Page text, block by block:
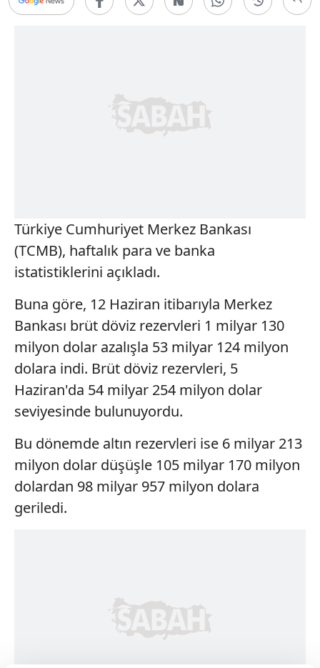
Türkiye Cumhuriyet Merkez Bankası
(TCMB), haftalık para ve banka
istatistiklerini açıkladı.
Buna göre, 12 Haziran itibarıyla Merkez
Bankası brüt döviz rezervleri 1 milyar 130
milyon dolar azalışla 53 milyar 124 milyon
dolara indi. Brüt döviz rezervleri, 5
Haziran'da 54 milyar 254 milyon dolar
seviyesinde bulunuyordu.
Bu dönemde altın rezervleri ise 6 milyar 213
milyon dolar düşüşle 105 milyar 170 milyon
dolardan 98 milyar 957 milyon dolara
geriledi.